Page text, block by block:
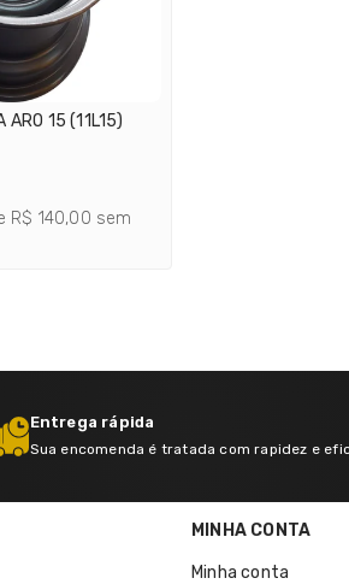
ARO 15 (11L15)
R$ 140,00 sem
Entrega rápida
Sua encomenda é tratada com rapidez e
MINHA CONTA
Minha conta